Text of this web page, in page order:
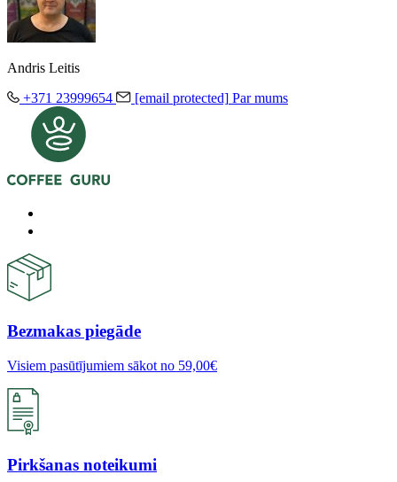
Andris Leitis
+371 23999654
[email protected] Par mums
Bezmakas piegāde
Visiem pasūtījumiem sākot no 59,00€
Pirkšanas noteikumi